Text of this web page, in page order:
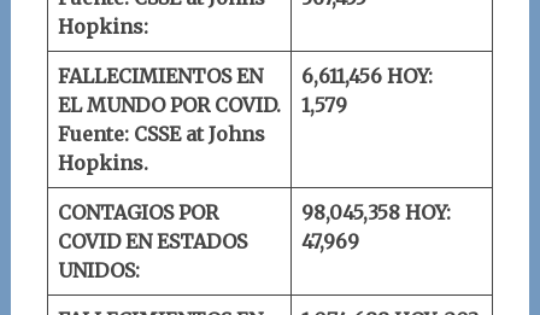
Hopkins:
FALLECIMIENTOS EN
EL MUNDO POR COVID.
Fuente: CSSE at Johns
Hopkins.
6,611,456 HOY:
1,579
CONTAGIOS POR
COVID EN ESTADOS
UNIDOS:
98,045,358 HOY:
47,969